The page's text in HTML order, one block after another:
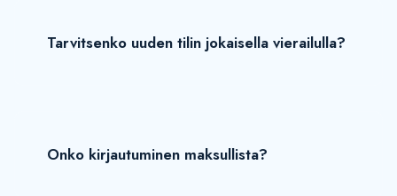
Tarvitsenko uuden tilin jokaisella vierailulla?
Onko kirjautuminen maksullista?